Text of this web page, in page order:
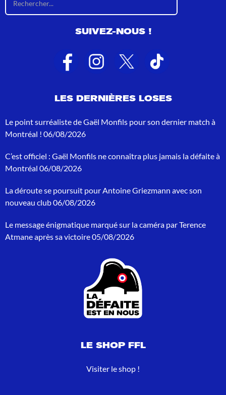
s
l
a
t
s
r
c
c
o
u
:
SUIVEZ-NOUS !
LES DERNIÈRES LOSES
Le point surréaliste de Gaël Monfils pour son dernier match à
Montréal ! 06/08/2026
C’est officiel : Gaël Monfils ne connaîtra plus jamais la défaite à
Montréal 06/08/2026
La déroute se poursuit pour Antoine Griezmann avec son
nouveau club06/08/2026
Le message énigmatique marqué sur la caméra par Terence
Atmane après sa victoire05/08/2026
LE SHOP FFL
Visiter le shop !